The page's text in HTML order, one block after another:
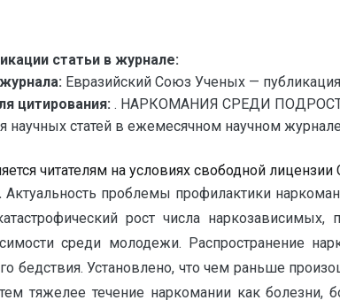
статьи в журнале:
Евразийский Союз Ученых —
цитирования: . НАРКОМАНИЯ СРЕДИ
научных статей в ежемесячном научном
читателям на условиях свободной лицензии
Актуальность проблемы профилактики
рост числа
среди молодежи. Распространение
бедствия. Установлено, что чем раньше
тяжелее течение наркомании как болезни,